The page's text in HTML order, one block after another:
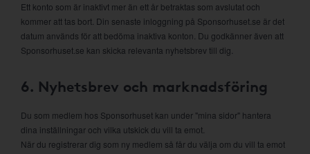
Ett konto som är inaktivt mer än ett år betraktas som avslutat och
kommer att tas bort. Din senaste inloggning på Sponsorhuset.se är det
datum används för att bedöma inaktiva konton. Du godkänner även att
Sponsorhuset.se kan skicka relevanta nyhetsbrev till dig.
6. Nyhetsbrev och marknadsföring
Du som medlem hos Sponsorhuset kan under "mina sidor" hantera
dina inställningar och vilka utskick du vill ta emot.
När du registrerar dig som ny medlem så får du välja om du vill ta emot